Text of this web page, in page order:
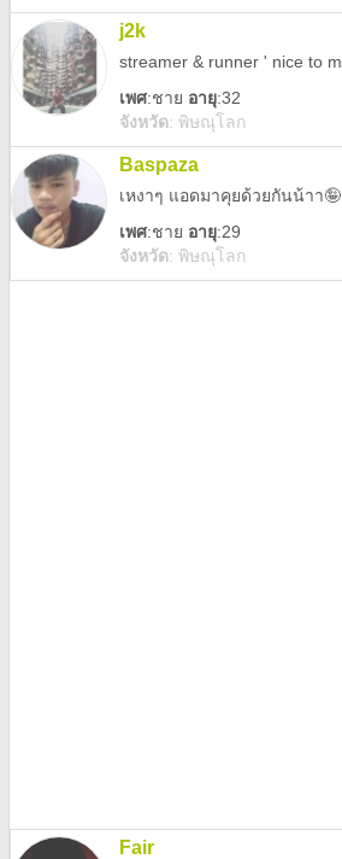
j2k
เพศ:ชาย อายุ:32
จังหวัด: พิษณุโลก
Baspaza
เหงาๆ แอดมาคุยด้วยกันน้าา🤪
เพศ:ชาย อายุ:29
จังหวัด: พิษณุโลก
Fair